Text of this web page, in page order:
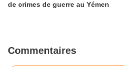
de crimes de guerre au Yémen
Commentaires